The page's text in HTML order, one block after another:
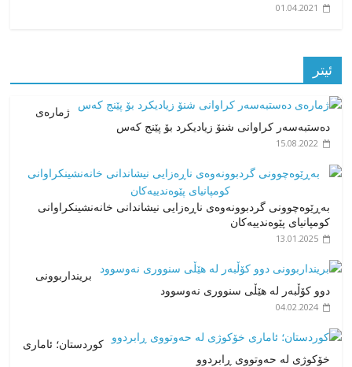
01.04.2021
ئیتر
ژمارەی
دەستبەسەر کراوانی شنۆ زیادیکرد بۆ پێنج کەس
15.08.2022
بەڕێوەچوونی گردبوونەوەی ناڕەزایی نیشاندانی خانەنشینکراوانی
کومپانیای پێوەندییەکان
13.01.2025
برینداربوونی
دوو کۆڵبەر لە هێڵی سنووری نەوسوود
04.02.2024
کوردستان؛ ئاماری
خۆکوژی لە حەوتووی ڕابردوو